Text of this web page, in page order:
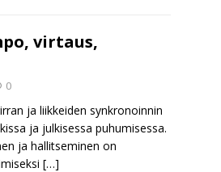
virtaus,
0
ja liikkeiden synkronoinnin
ja julkisessa puhumisessa.
ja hallitseminen on
[…]